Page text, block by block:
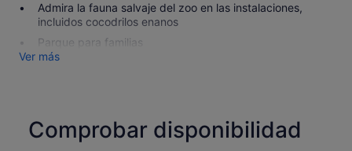
Admira la fauna salvaje del zoo en las instalaciones,
incluidos cocodrilos enanos
Parque para familias
Ver más
Comprobar disponibilidad